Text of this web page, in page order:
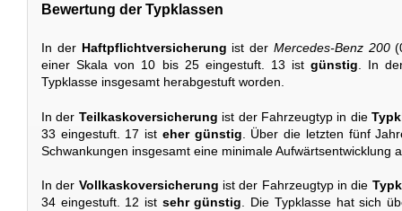
Bewertung der Typklassen
In der Haftpflichtversicherung ist der Mercedes-Benz 200
einer Skala von 10 bis 25 eingestuft. 13 istgünstig . In
Typklasse insgesamt herabgestuft worden.
In der Teilkaskoversicherung ist der Fahrzeugtyp in die
33 eingestuft. 17 ist eher günstig . Über die letzten fünf
Schwankungen insgesamt eine minimale Aufwärtsentwicklung
In der Vollkaskoversicherung ist der Fahrzeugtyp in die
34 eingestuft. 12 ist sehr günstig. Die Typklasse hat sich